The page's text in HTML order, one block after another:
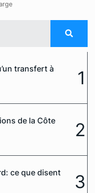
transfert à
1
de la Côte
2
ce que disent
3